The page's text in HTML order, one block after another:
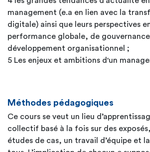
management (e.a en lien avec la
digitale) ainsi que leurs perspectives
performance globale, de
développement organisationnel ;
5 Les enjeux et ambitions d'un
Méthodes pédagogiques
Ce cours se veut un lieu
collectif basé à la fois sur des
études de cas, un travail d’équipe et